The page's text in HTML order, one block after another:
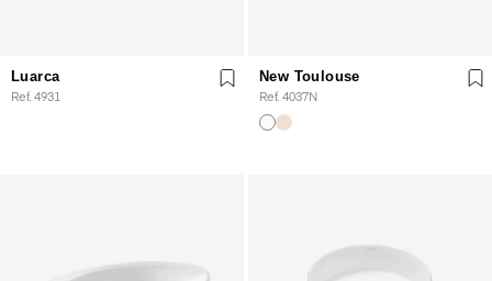
Luarca
Ref. 4931
New Toulouse
Ref. 4037N